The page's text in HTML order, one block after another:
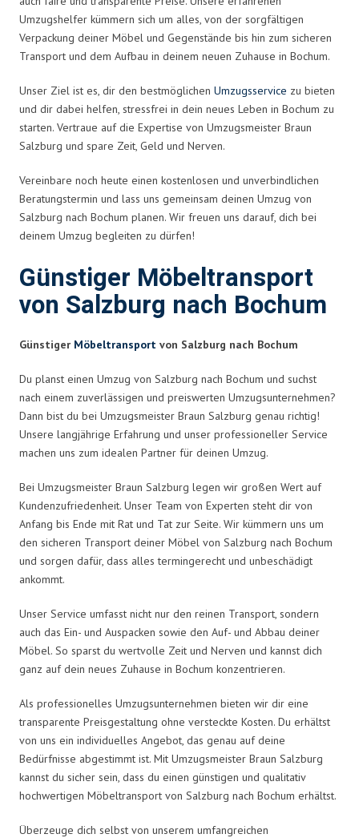
Umzugshelfer kümmern sich um alles, von der sorgfältigen
Verpackung deiner Möbel und Gegenstände bis hin zum sicheren
Transport und dem Aufbau in deinem neuen Zuhause in Bochum.
Unser Ziel ist es, dir den bestmöglichen Umzugsservice zu bieten
und dir dabei helfen, stressfrei in dein neues Leben in Bochum zu
starten. Vertraue auf die Expertise von Umzugsmeister Braun
Salzburg und spare Zeit, Geld und Nerven.
Vereinbare noch heute einen kostenlosen und unverbindlichen
Beratungstermin und lass uns gemeinsam deinen Umzug von
Salzburg nach Bochum planen. Wir freuen uns darauf, dich bei
deinem Umzug begleiten zu dürfen!
Günstiger Möbeltransport
von Salzburg nach Bochum
Günstiger Möbeltransport von Salzburg nach Bochum
Du planst einen Umzug von Salzburg nach Bochum und suchst
nach einem zuverlässigen und preiswerten Umzugsunternehmen?
Dann bist du bei Umzugsmeister Braun Salzburg genau richtig!
Unsere langjährige Erfahrung und unser professioneller Service
machen uns zum idealen Partner für deinen Umzug.
Bei Umzugsmeister Braun Salzburg legen wir großen Wert auf
Kundenzufriedenheit. Unser Team von Experten steht dir von
Anfang bis Ende mit Rat und Tat zur Seite. Wir kümmern uns um
den sicheren Transport deiner Möbel von Salzburg nach Bochum
und sorgen dafür, dass alles termingerecht und unbeschädigt
ankommt.
Unser Service umfasst nicht nur den reinen Transport, sondern
auch das Ein- und Auspacken sowie den Auf- und Abbau deiner
Möbel. So sparst du wertvolle Zeit und Nerven und kannst dich
ganz auf dein neues Zuhause in Bochum konzentrieren.
Als professionelles Umzugsunternehmen bieten wir dir eine
transparente Preisgestaltung ohne versteckte Kosten. Du erhältst
von uns ein individuelles Angebot, das genau auf deine
Bedürfnisse abgestimmt ist. Mit Umzugsmeister Braun Salzburg
kannst du sicher sein, dass du einen günstigen und qualitativ
hochwertigen Möbeltransport von Salzburg nach Bochum erhältst.
Überzeuge dich selbst von unserem umfangreichen